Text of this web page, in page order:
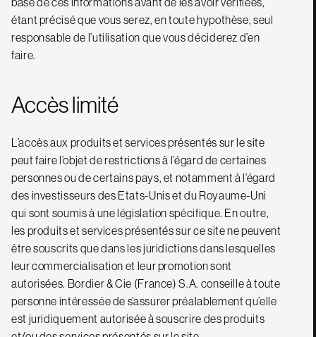
étant précisé que vous serez, en toute hypothèse, seul
responsable de l’utilisation que vous déciderez d’en
faire.
Accès limité
L’accès aux produits et services présentés sur le site
peut faire l’objet de restrictions à l’égard de certaines
personnes ou de certains pays, et notamment à l’égard
des investisseurs des Etats-Unis et du Royaume-Uni
qui sont soumis à une législation spécifique. En outre,
les produits et services présentés sur ce site ne peuvent
être souscrits que dans les juridictions dans lesquelles
leur commercialisation et leur promotion sont
autorisées. Bordier & Cie (France) S.A. conseille à toute
personne intéressée de s’assurer préalablement qu’elle
est juridiquement autorisée à souscrire des produits